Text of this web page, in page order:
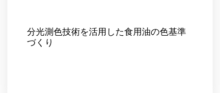
分光測色技術を活用した食用油の色基準
づくり